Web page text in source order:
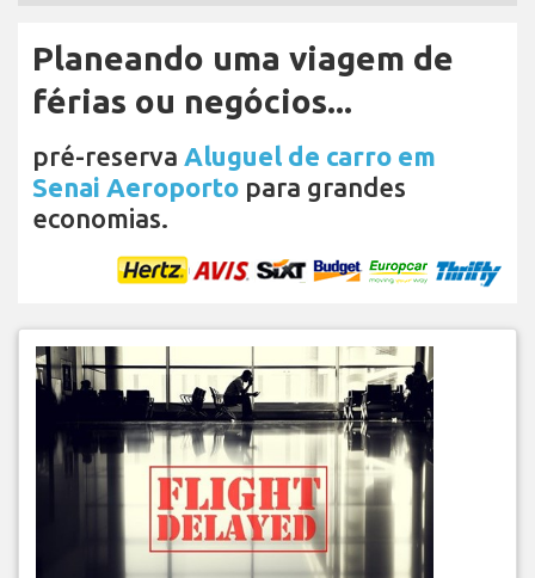
Planeando uma viagem de
férias ou negócios...
pré-reserva Aluguel de carro em
Senai Aeroporto para grandes
economias.